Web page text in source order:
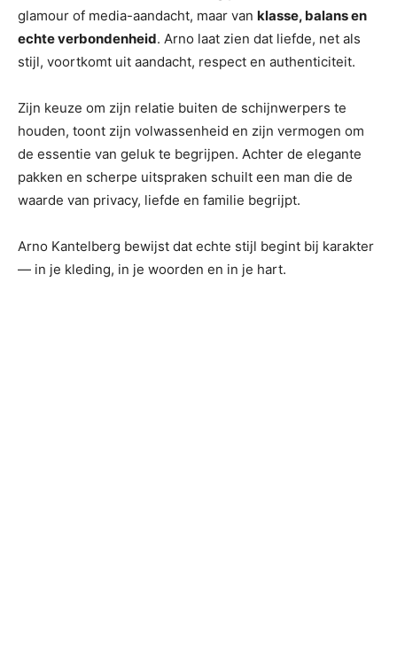
glamour of media-aandacht, maar van klasse, balans en
echte verbondenheid. Arno laat zien dat liefde, net als
stijl, voortkomt uit aandacht, respect en authenticiteit.
Zijn keuze om zijn relatie buiten de schijnwerpers te
houden, toont zijn volwassenheid en zijn vermogen om
de essentie van geluk te begrijpen. Achter de elegante
pakken en scherpe uitspraken schuilt een man die de
waarde van privacy, liefde en familie begrijpt.
Arno Kantelberg bewijst dat echte stijl begint bij karakter
— in je kleding, in je woorden en in je hart.